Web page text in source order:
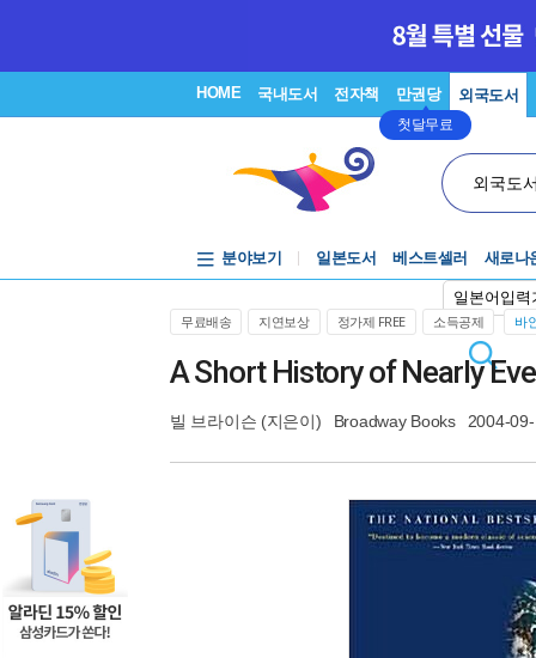
HOME 국내도서 전자책 만권당
첫달무료
외국도서
외국도
일본어입력
분야보기 일본도서 베스트셀러 새로나
무료배송 지연보상 정가제 FREE 소득공제 바
A Short History of Nearly
빌 브라이슨 (지은이) Broadway Books 2004-